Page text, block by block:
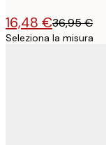
16,48 €36,95 €
Seleziona la misura